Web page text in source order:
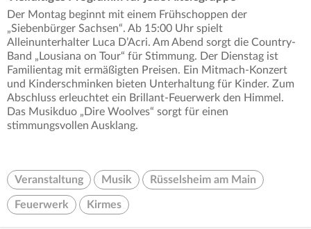
Der Montag beginnt mit einem Frühschoppen der
„Siebenbürger Sachsen“. Ab 15:00 Uhr spielt
Alleinunterhalter Luca D’Acri. Am Abend sorgt die Country-
Band „Lousiana on Tour“ für Stimmung. Der Dienstag ist
Familientag mit ermäßigten Preisen. Ein Mitmach-Konzert
und Kinderschminken bieten Unterhaltung für Kinder. Zum
Abschluss erleuchtet ein Brillant-Feuerwerk den Himmel.
Das Musikduo „Dire Woolves“ sorgt für einen
stimmungsvollen Ausklang.
Veranstaltung Musik Rüsselsheim am Main
Feuerwerk Kirmes